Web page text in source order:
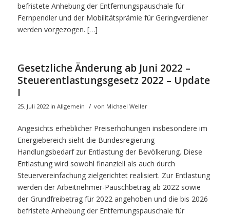
befristete Anhebung der Entfernungspauschale für
Fernpendler und der Mobilitätsprämie für Geringverdiener
werden vorgezogen. […]
Gesetzliche Änderung ab Juni 2022 –
Steuerentlastungsgesetz 2022 – Update
I
25. Juli 2022 in Allgemein / von Michael Weller
Angesichts erheblicher Preiserhöhungen insbesondere im
Energiebereich sieht die Bundesregierung
Handlungsbedarf zur Entlastung der Bevölkerung. Diese
Entlastung wird sowohl finanziell als auch durch
Steuervereinfachung zielgerichtet realisiert. Zur Entlastung
werden der Arbeitnehmer-Pauschbetrag ab 2022 sowie
der Grundfreibetrag für 2022 angehoben und die bis 2026
befristete Anhebung der Entfernungspauschale für